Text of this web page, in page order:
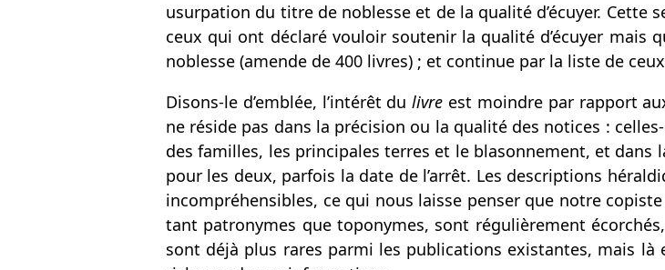
usurpation du titre de noblesse et de la qualité d’écuyer. Cette
ceux qui ont déclaré vouloir soutenir la qualité d’écuyer mais
noblesse (amende de 400 livres) ; et continue par la liste de
Disons-le d’emblée, l’intérêt dulivre est moindre par rapport
ne réside pas dans la précision ou la qualité des notices :
des familles, les principales terres et le blasonnement, et dans
pour les deux, parfois la date de l’arrêt. Les descriptions
incompréhensibles, ce qui nous laisse penser que notre
tant patronymes que toponymes, sont régulièrement
sont déjà plus rares parmi les publications existantes, mais